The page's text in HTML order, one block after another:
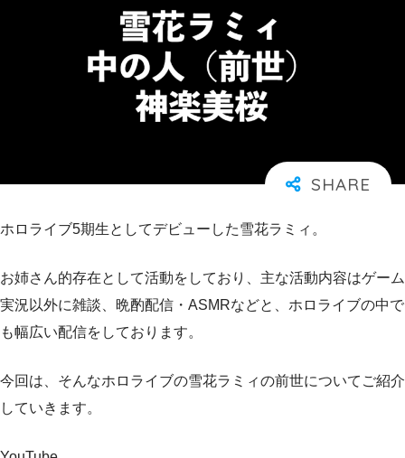
ホロライブ5期生としてデビューした雪花ラミィ。
お姉さん的存在として活動をしており、主な活動内容はゲーム
実況以外に雑談、晩酌配信・ASMRなどと、ホロライブの中で
も幅広い配信をしております。
今回は、そんなホロライブの雪花ラミィの前世についてご紹介
していきます。